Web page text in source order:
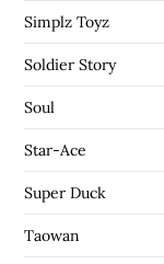
Simplz Toyz
Soldier Story
Soul
Star-Ace
Super Duck
Taowan